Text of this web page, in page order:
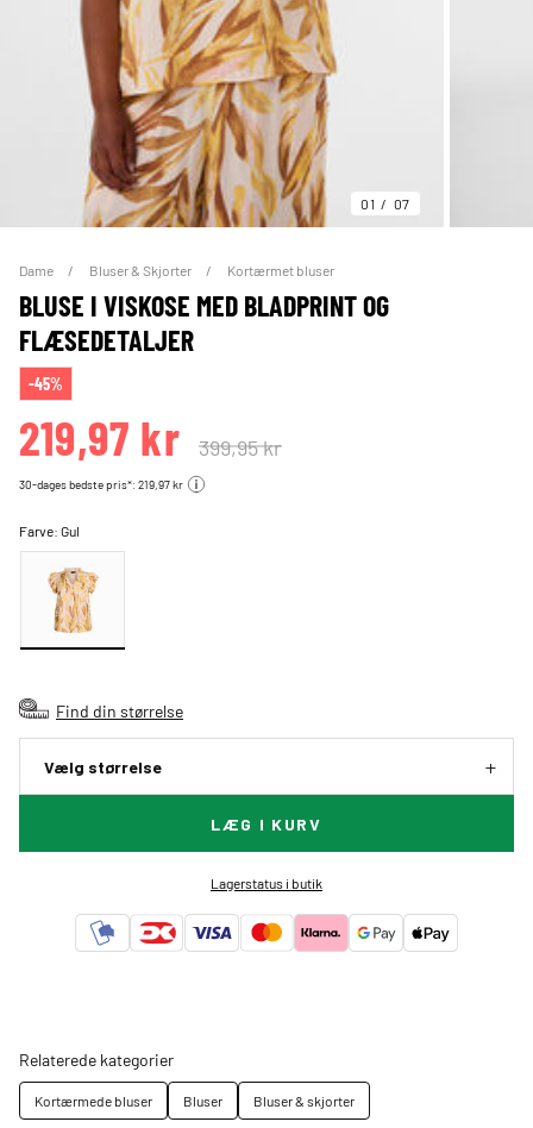
01 07
Dame Bluser & Skjorter Kortærmet bluser
BLUSE I VISKOSE MED BLADPRINT OG
FLÆSEDETALJER
-45%
219,97 kr 399,95 kr
30-dages bedste pris*: 219,97 kr
Farve:Gul
Find din størrelse
Vælg størrelse
LÆG I KURV
Lagerstatus i butik
Relaterede kategorier
Kortærmede bluser Bluser Bluser & skjorter